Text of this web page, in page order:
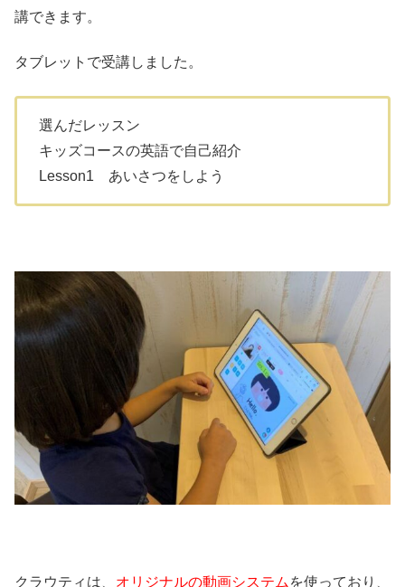
講できます。
タブレットで受講しました。
選んだレッスン
キッズコースの英語で自己紹介
Lesson1 あいさつをしよう
クラウティは、 オリジナルの動画システム を使っており、